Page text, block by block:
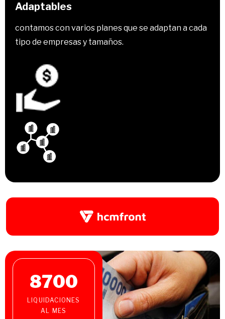
Adaptables
contamos con varios planes que se adaptan a cada
tipo de empresas y tamaños.
8700
LIQUIDACIONES
AL MES